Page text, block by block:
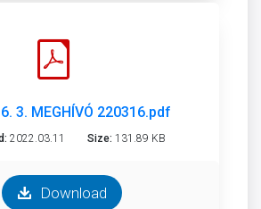
3. MEGHÍVÓ 220316.pdf
2022.03.11 Size: 131.89 KB
Download